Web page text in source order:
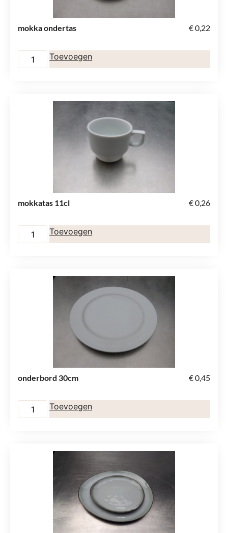
mokka ondertas €0,22
Toevoegen
mokkatas 11cl €0,26
Toevoegen
onderbord 30cm €0,45
Toevoegen